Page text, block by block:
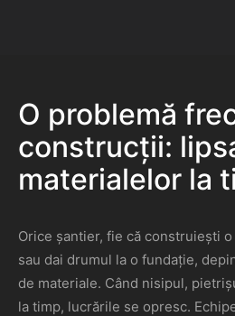
O problemă
construcții:
materialelor la
Orice șantier, fie că construiești
sau dai drumul la o fundație,
de materiale. Când nisipul,
la timp, lucrările se opresc.